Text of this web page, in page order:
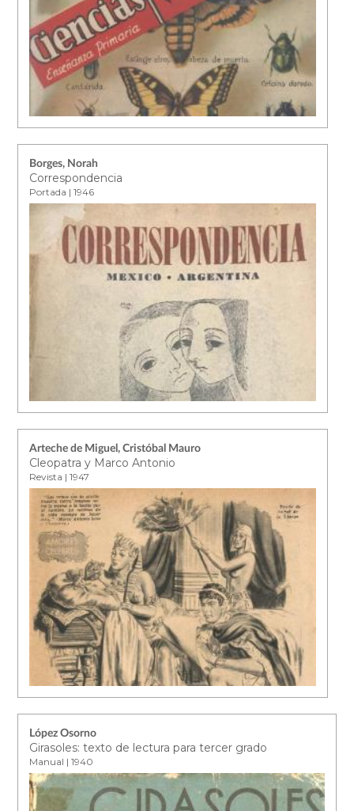
Borges, Norah
Correspondencia
Portada | 1946
Arteche de Miguel, Cristóbal Mauro
Cleopatra y Marco Antonio
Revista | 1947
López Osorno
Girasoles: texto de lectura para tercer grado
Manual | 1940